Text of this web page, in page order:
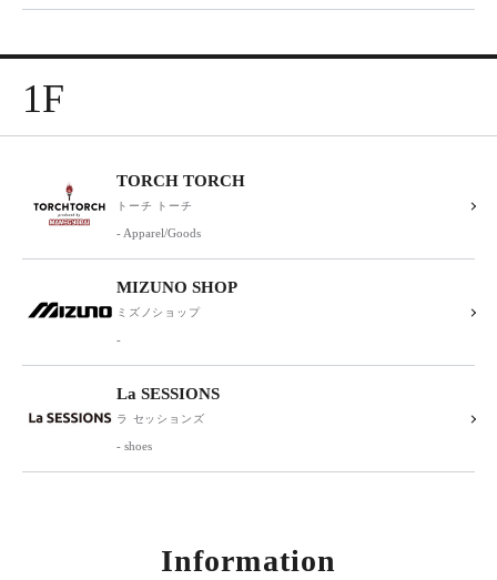
1F
TORCH TORCH
トーチ トーチ
- Apparel/Goods
MIZUNO SHOP
ミズノショップ
-
La SESSIONS
ラ セッションズ
- shoes
Information